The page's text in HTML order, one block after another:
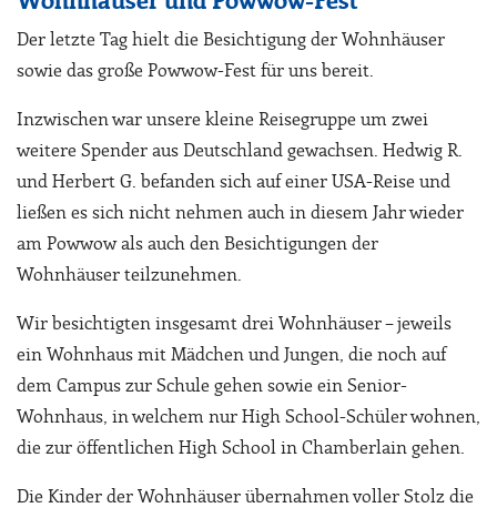
Der letzte Tag hielt die Besichtigung der Wohnhäuser
sowie das große Powwow-Fest für uns bereit.
Inzwischen war unsere kleine Reisegruppe um zwei
weitere Spender aus Deutschland gewachsen. Hedwig R.
und Herbert G. befanden sich auf einer USA-Reise und
ließen es sich nicht nehmen auch in diesem Jahr wieder
am Powwow als auch den Besichtigungen der
Wohnhäuser teilzunehmen.
Wir besichtigten insgesamt drei Wohnhäuser – jeweils
ein Wohnhaus mit Mädchen und Jungen, die noch auf
dem Campus zur Schule gehen sowie ein Senior-
Wohnhaus, in welchem nur High School-Schüler wohnen,
die zur öffentlichen High School in Chamberlain gehen.
Die Kinder der Wohnhäuser übernahmen voller Stolz die